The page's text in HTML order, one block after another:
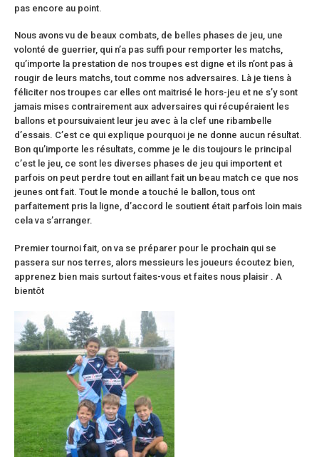
pas encore au point.
Nous avons vu de beaux combats, de belles phases de jeu, une
volonté de guerrier, qui n’a pas suffi pour remporter les matchs,
qu’importe la prestation de nos troupes est digne et ils n’ont pas à
rougir de leurs matchs, tout comme nos adversaires. Là je tiens à
féliciter nos troupes car elles ont maitrisé le hors-jeu et ne s’y sont
jamais mises contrairement aux adversaires qui récupéraient les
ballons et poursuivaient leur jeu avec à la clef une ribambelle
d’essais. C’est ce qui explique pourquoi je ne donne aucun résultat.
Bon qu’importe les résultats, comme je le dis toujours le principal
c’est le jeu, ce sont les diverses phases de jeu qui importent et
parfois on peut perdre tout en aillant fait un beau match ce que nos
jeunes ont fait. Tout le monde a touché le ballon, tous ont
parfaitement pris la ligne, d’accord le soutient était parfois loin mais
cela va s’arranger.
Premier tournoi fait, on va se préparer pour le prochain qui se
passera sur nos terres, alors messieurs les joueurs écoutez bien,
apprenez bien mais surtout faites-vous et faites nous plaisir . A
bientôt